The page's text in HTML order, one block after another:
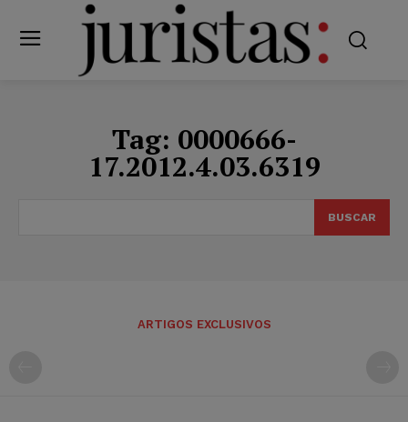
Tag: 0000666-
17.2012.4.03.6319
BUSCAR
ARTIGOS EXCLUSIVOS